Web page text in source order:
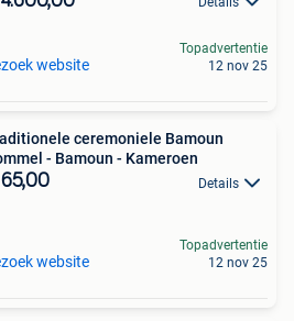
website
Topadvertentie
12 nov 25
ceremoniele Bamoun
- Bamoun - Kameroen
Details
website
Topadvertentie
12 nov 25